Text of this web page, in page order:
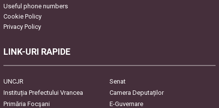
Useful phone numbers
Cookie Policy
Privacy Policy
LINK-URI RAPIDE
UNCJR
Senat
Instituția Prefectului Vrancea
Camera Deputaților
Primăria Focşani
E-Guvernare